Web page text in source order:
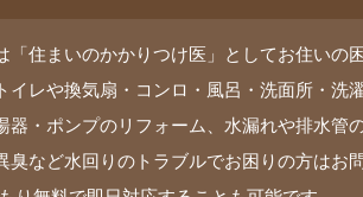
「住まいのかかりつけ医」としてお住いの
イレや換気扇・コンロ・風呂・洗面所・洗
器・ポンプのリフォーム、水漏れや排水管
臭など水回りのトラブルでお困りの方はお